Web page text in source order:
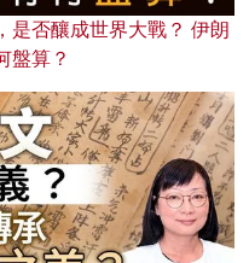
是否釀成世界大戰？ 伊朗
盤算？